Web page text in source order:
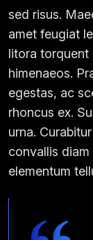
sed risus.
amet feugiat
litora torquent
himenaeos.
egestas, ac
rhoncus ex.
urna.
convallis
elementum